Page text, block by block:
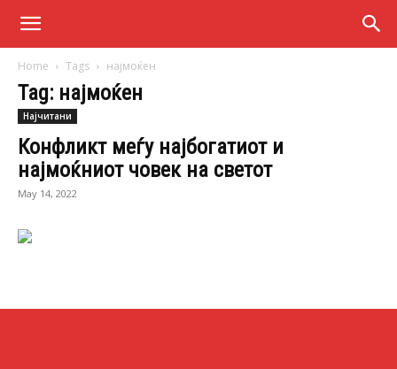
Home Tags најмоќен
Tag: најмоќен
Најчитани
Конфликт меѓу најбогатиот и
најмоќниот човек на светот
May 14, 2022